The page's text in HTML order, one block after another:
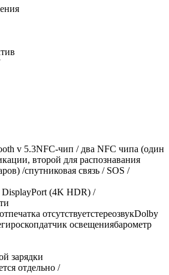
v 5.3NFC-чип / два NFC чипа (один
второй для распознавания
/спутниковая связь / SOS /
(4K HDR) /
отсутствуетстереозвукDolby
освещениябарометр
зарядки
отдельно /